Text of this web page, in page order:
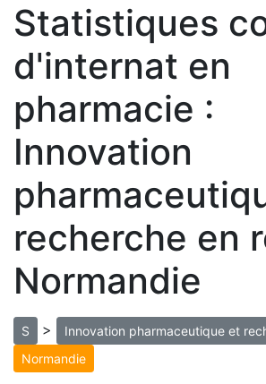
Statistiques
d'internat en
pharmacie :
Innovation
recherche en
Normandie
S > Innovation pharmaceutique et
Normandie